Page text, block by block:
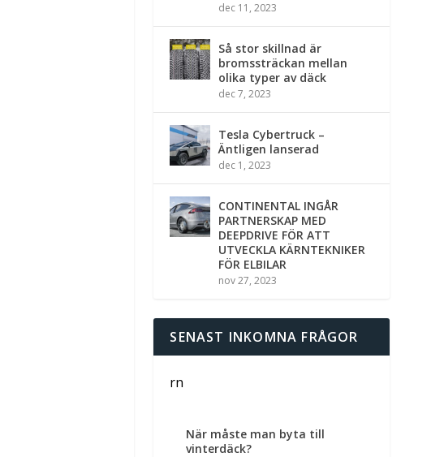
dec 11, 2023
Så stor skillnad är
bromssträckan mellan
olika typer av däck
dec 7, 2023
Tesla Cybertruck –
Äntligen lanserad
dec 1, 2023
CONTINENTAL INGÅR
PARTNERSKAP MED
DEEPDRIVE FÖR ATT
UTVECKLA KÄRNTEKNIKER
FÖR ELBILAR
nov 27, 2023
SENAST INKOMNA FRÅGOR
rn
När måste man byta till
vinterdäck?